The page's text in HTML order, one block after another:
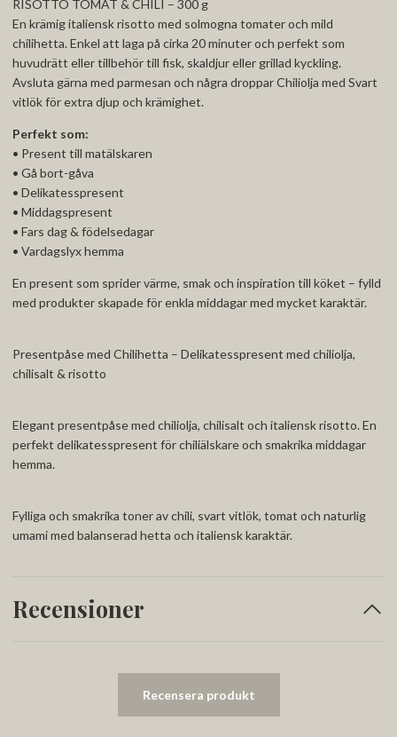
RISOTTO TOMAT & CHILI – 300 g
En krämig italiensk risotto med solmogna tomater och mild
chilihetta. Enkel att laga på cirka 20 minuter och perfekt som
huvudrätt eller tillbehör till fisk, skaldjur eller grillad kyckling.
Avsluta gärna med parmesan och några droppar Chiliolja med Svart
vitlök för extra djup och krämighet.
Perfekt som:
• Present till matälskaren
• Gå bort-gåva
• Delikatesspresent
• Middagspresent
• Fars dag & födelsedagar
• Vardagslyx hemma
En present som sprider värme, smak och inspiration till köket – fylld
med produkter skapade för enkla middagar med mycket karaktär.
Presentpåse med Chilihetta – Delikatesspresent med chiliolja,
chilisalt & risotto
Elegant presentpåse med chiliolja, chilisalt och italiensk risotto. En
perfekt delikatesspresent för chiliälskare och smakrika middagar
hemma.
Fylliga och smakrika toner av chili, svart vitlök, tomat och naturlig
umami med balanserad hetta och italiensk karaktär.
Recensioner
Recensera produkt